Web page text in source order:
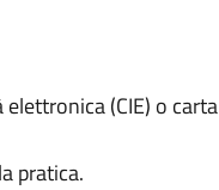
(CIE) o carta
pratica.